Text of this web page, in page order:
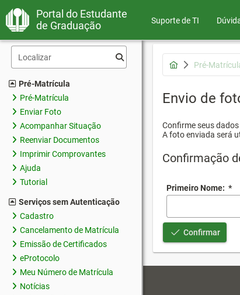
Portal do Estudante
de Graduação
Suporte de TI
Pré-Matrícula
Pré-Matrícula
Enviar Foto
Acompanhar Situação
Reenviar Documentos
Imprimir Comprovantes
Ajuda
Tutorial
Serviços sem Autenticação
Cadastro
Cancelamento de Matrícula
Emissão de Certificados
eProtocolo
Meu Número de Matrícula
Notícias
Pré-
Envio de
Confirme seus
A foto enviada será
Confirmação
Primeiro Nome: *
Confirmar